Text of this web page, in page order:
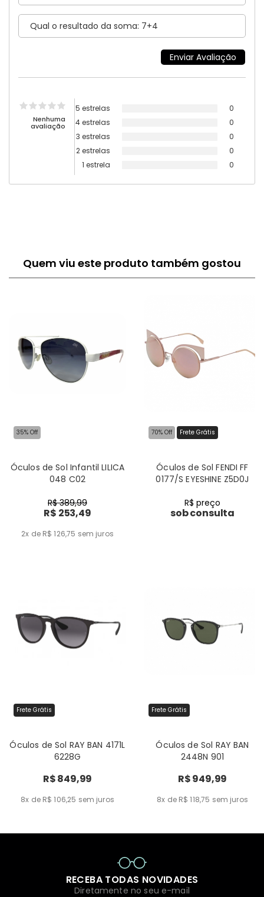
Nenhuma
avaliação
5 estrelas
0
4 estrelas
0
3 estrelas
0
2 estrelas
0
1 estrela
0
Quem viu este produto também gostou
35% Off
Óculos de Sol Infantil LILICA
048 C02
R$ 389,99
R$ 253,49
2x de R$ 126,75 sem juros
70% Off Frete Grátis
Óculos de Sol FENDI FF
0177/S EYESHINE Z5D0J
R$ preço
sob consulta
Frete Grátis
Óculos de Sol RAY BAN 4171L
6228G
R$ 849,99
8x de R$ 106,25 sem juros
Frete Grátis
Óculos de Sol RAY BAN
2448N 901
R$ 949,99
8x de R$ 118,75 sem juros
RECEBA TODAS NOVIDADES
Diretamente no seu e-mail